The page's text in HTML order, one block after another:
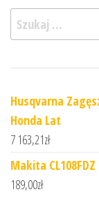
Szukaj:
Husqvarna
Honda Lat
7 163,21zł
Makita CL108FDZ
189,00zł